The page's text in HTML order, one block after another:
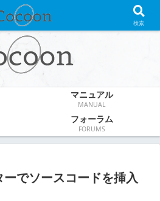
無料テーマ
マニュアル
MANUAL
フォーラム
FORUMS
でソースコードを挿入
検索